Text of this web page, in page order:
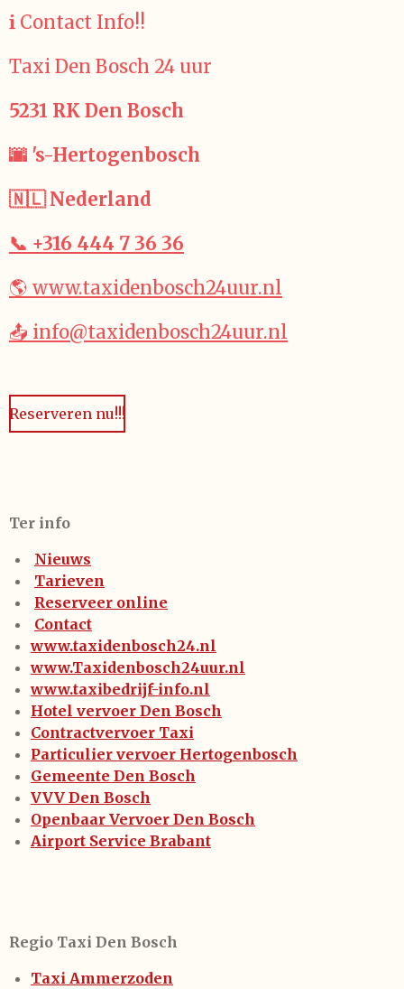
ℹ️ Contact Info!!
Taxi Den Bosch 24 uur
5231 RK Den Bosch
🌆 's-Hertogenbosch
🇳🇱 Nederland
📞 +316 444 7 36 36
🌎 www.taxidenbosch24uur.nl
📤 info@taxidenbosch24uur.nl
Reserveren nu!!!
Ter info
Nieuws
Tarieven
Reserveer online
Contact
www.taxidenbosch24.nl
www.Taxidenbosch24uur.nl
www.taxibedrijf-info.nl
Hotel vervoer Den Bosch
Contractvervoer Taxi
Particulier vervoer Hertogenbosch
Gemeente Den Bosch
VVV Den Bosch
Openbaar Vervoer Den Bosch
Airport Service Brabant
Regio Taxi Den Bosch
Taxi Ammerzoden